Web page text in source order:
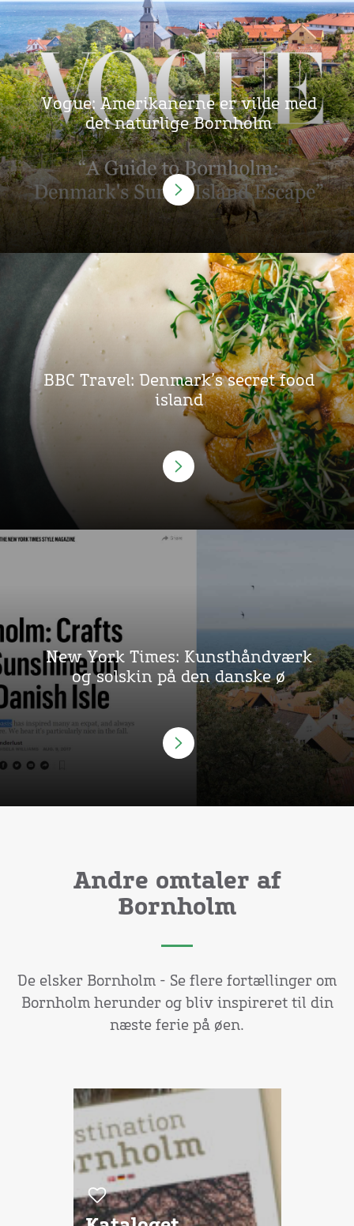
Vogue: Amerikanerne er vilde med
det naturlige Bornholm
BBC Travel: Denmark’s secret food
island
New York Times: Kunsthåndværk
og solskin på den danske ø
Andre omtaler af
Bornholm
De elsker Bornholm - Se flere fortællinger om
Bornholm herunder og bliv inspireret til din
næste ferie på øen.